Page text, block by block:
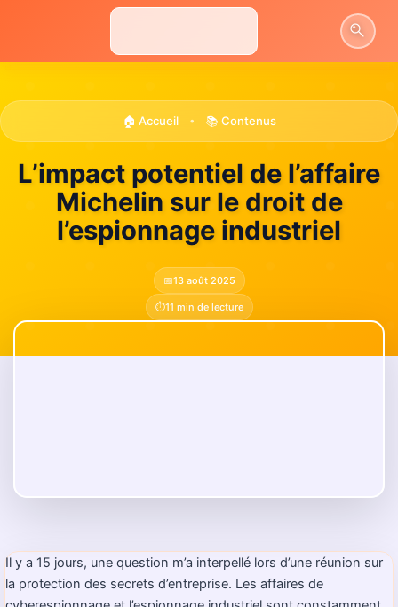
🏠 Accueil • 📚 Contenus
L’impact potentiel de l’affaire
Michelin sur le droit de
l’espionnage industriel
📅13 août 2025
⏱️11 min de lecture
Il y a 15 jours, une question m’a interpellé lors d’une réunion sur
la protection des secrets d’entreprise. Les affaires de